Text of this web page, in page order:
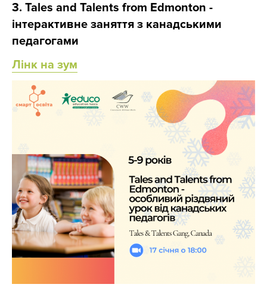
3. Tales and Talents from Edmonton -
інтерактивне заняття з канадськими
педагогами
Лінк на зум